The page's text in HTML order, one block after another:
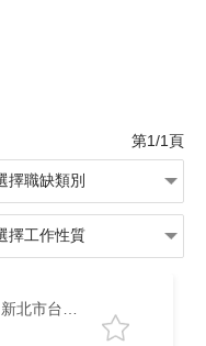
第1/1頁
新北市台北市